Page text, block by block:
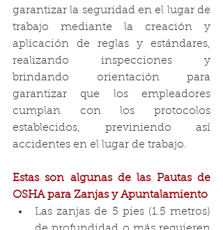
garantizar la seguridad en el lugar de
trabajo mediante la creación y
aplicación de reglas y estándares,
realizando inspecciones y
brindando orientación para
garantizar que los empleadores
cumplan con los protocolos
establecidos, previniendo así
accidentes en el lugar de trabajo.
Estas son algunas de las Pautas de
OSHA para Zanjas y Apuntalamiento
Las zanjas de 5 pies (1.5 metros)